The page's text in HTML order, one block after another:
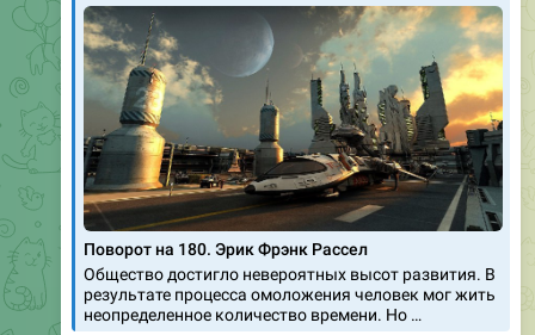
Поворот на 180. Эрик Фрэнк Рассел
Общество достигло невероятных высот развития. В
результате процесса омоложения человек мог жить
неопределенное количество времени. Но …